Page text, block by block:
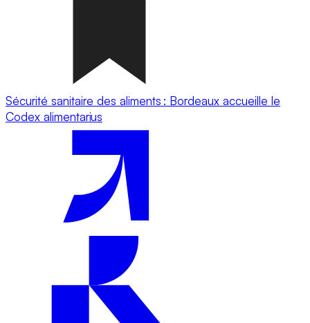
Sécurité sanitaire des aliments : Bordeaux accueille le
Codex alimentarius